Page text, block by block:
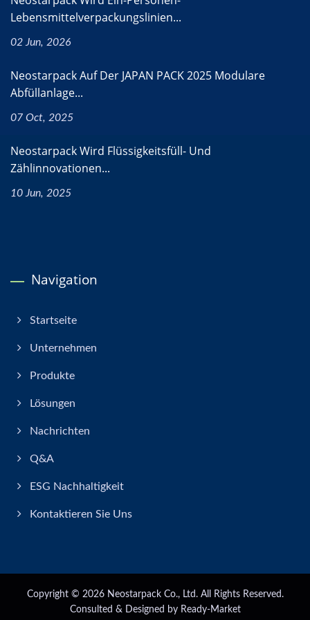
Lebensmittelverpackungslinien...
02 Jun, 2026
Neostarpack Auf Der JAPAN PACK 2025 Modulare
Abfüllanlage...
07 Oct, 2025
Neostarpack Wird Flüssigkeitsfüll- Und
Zählinnovationen...
10 Jun, 2025
Navigation
Startseite
Unternehmen
Produkte
Lösungen
Nachrichten
Q&A
ESG Nachhaltigkeit
Kontaktieren Sie Uns
Copyright © 2026 Neostarpack Co., Ltd.All Rights Reserved.
Consulted & Designed by Ready-Market